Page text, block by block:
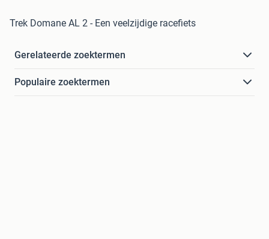
Trek Domane AL 2 - Een veelzijdige racefiets
Gerelateerde zoektermen
Populaire zoektermen